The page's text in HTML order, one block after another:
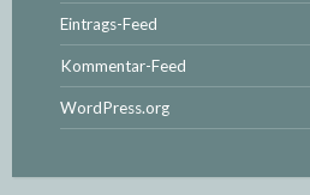
Eintrags-Feed
Kommentar-Feed
WordPress.org